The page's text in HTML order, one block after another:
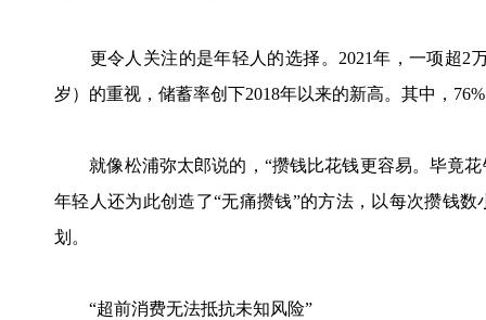
更令人关注的是年轻人的选择。2021年，一项超2
岁）的重视，储蓄率创下2018年以来的新高。其中，
就像松浦弥太郎说的，“攒钱比花钱更容易。毕竟花
年轻人还为此创造了“无痛攒钱”的方法，以每次攒钱
划。
“超前消费无法抵抗未知风险”